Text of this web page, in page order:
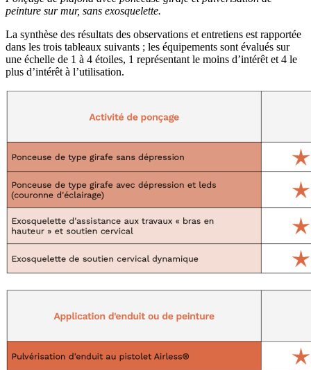
peinture sur mur, sans exosquelette.
La synthèse des résultats des observations et entretiens est rapportée
dans les trois tableaux suivants ; les équipements sont évalués sur
une échelle de 1 à 4 étoiles, 1 représentant le moins d’intérêt et 4 le
plus d’intérêt à l’utilisation.